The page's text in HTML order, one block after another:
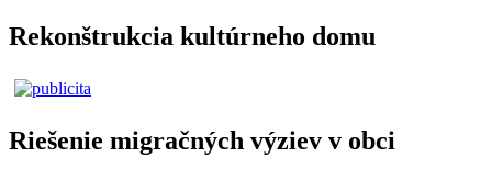
Rekonštrukcia kultúrneho domu
Riešenie migračných výziev v obci